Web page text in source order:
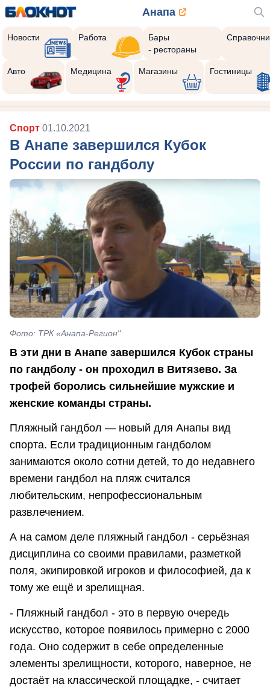
Анапа
Новости Работа
Бары
- рестораны
Авто Медицина Магазины Гостиницы
Спорт 01.10.2021
В Анапе завершился Кубок
России по гандболу
Фото: ТРК «Анапа-Регион"
В эти дни в Анапе завершился Кубок страны
по гандболу - он проходил в Витязево. За
трофей боролись сильнейшие мужские и
женские команды страны.
Пляжный гандбол — новый для Анапы вид
спорта. Если традиционным гандболом
занимаются около сотни детей, то до недавнего
времени гандбол на пляж считался
любительским, непрофессиональным
развлечением.
А на самом деле пляжный гандбол - серьёзная
дисциплина со своими правилами, разметкой
поля, экипировкой игроков и философией, да к
тому же ещё и зрелищная.
- Пляжный гандбол - это в первую очередь
искусство, которое появилось примерно с 2000
года. Оно содержит в себе определенные
элементы зрелищности, которого, наверное, не
достаёт на классической площадке, - считает